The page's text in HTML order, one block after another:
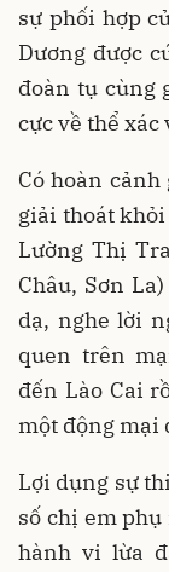
sự phối hợp
Dương được
đoàn tụ cùng
cực về thể
Có hoàn
giải thoát
Lường Thị
Châu, Sơn
dạ, nghe lời
quen trên
đến Lào Cai
một động mại
Lợi dụng sự
số chị em
hành vi lừa